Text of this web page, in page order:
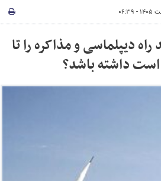
دیپلماسی و مذاکره را تا
داشته باشد؟